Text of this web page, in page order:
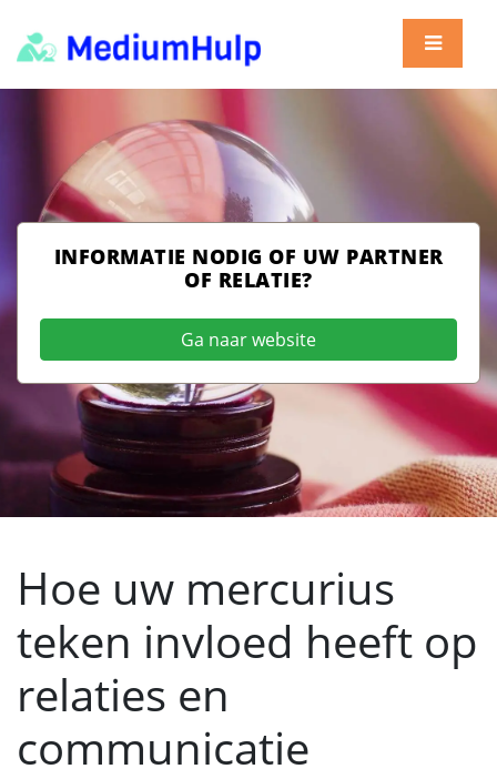
INFORMATIE NODIG OF UW PARTNER
OF RELATIE?
Ga naar website
Hoe uw mercurius
teken invloed heeft op
relaties en
communicatie